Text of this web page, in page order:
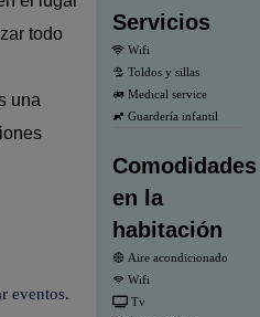
todo
una
eventos.
Servicios
Wifi
Toldos y sillas
Medical service
Guardería infantil
Comodidades
en la
habitación
Aire acondicionado
Wifi
Tv